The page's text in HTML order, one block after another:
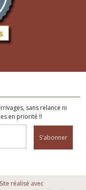
sans relance ni
en priorité !!
S'abonner
réalisé avec